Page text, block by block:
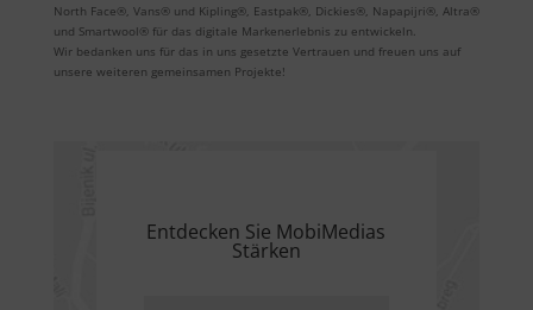
North Face®, Vans® und Kipling®, Eastpak®, Dickies®, Napapijri®, Altra®
und Smartwool® für das digitale Markenerlebnis zu entwickeln.
Wir bedanken uns für das in uns gesetzte Vertrauen und freuen uns auf
unsere weiteren gemeinsamen Projekte!
Entdecken Sie MobiMedias
Stärken